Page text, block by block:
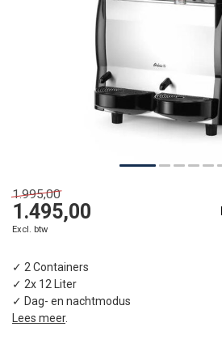
1.995,00
1.495,00
Excl. btw
✓ 2 Containers
✓ 2x 12 Liter
✓ Dag- en nachtmodus
Lees meer.